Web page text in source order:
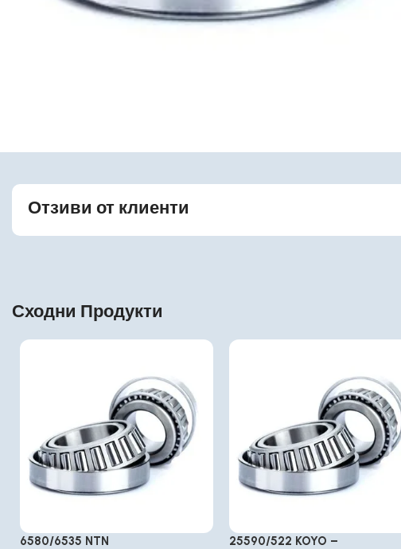
Отзиви от клиенти
Сходни Продукти
6580/6535 NTN
25590/522 KOYO –